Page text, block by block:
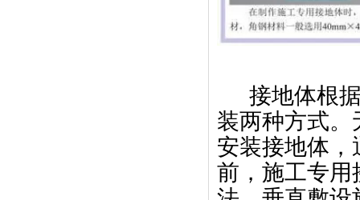
接地体根
装两种方式
安装接地体
前，施工专用